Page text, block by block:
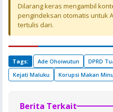
Dilarang keras mengambil
pengindeksan otomatis untuk
tertulis dari.
Tags: Ade Ohoiwutun DPRD
Kejati Maluku
Korupsi Makan
Berita Terkait